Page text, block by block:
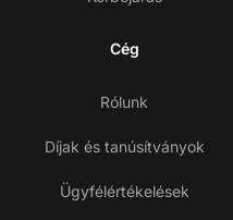
Cég
Rólunk
Díjak és tanúsítványok
Ügyfélértékelések